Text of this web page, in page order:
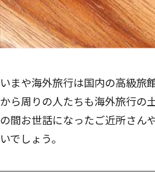
いまや海外旅行は国内の高級旅
から周りの人たちも海外旅行の
の間お世話になったご近所さん
いでしょう。